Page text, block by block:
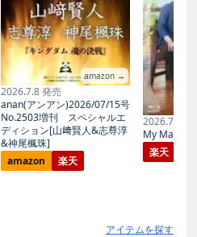
amazon →
2026.7.8 発売
anan(アンアン)2026/07/15号
No.2503増刊 スペシャルエ
ディション[山﨑賢人&志尊淳
&神尾楓珠]
amazon
楽天
2026.7.27
My Magic
楽天
アイテムを探す